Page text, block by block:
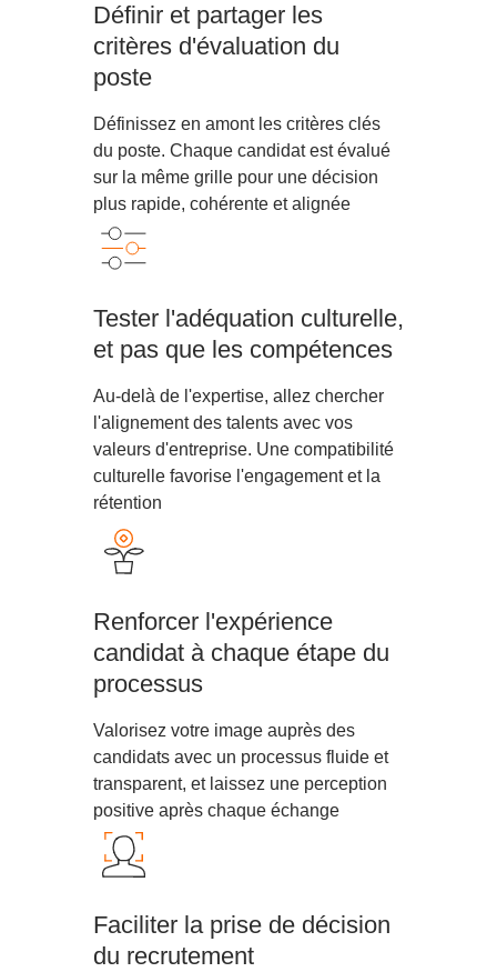
Définir et partager les
critères d'évaluation du
poste
Définissez en amont les critères clés
du poste. Chaque candidat est évalué
sur la même grille pour une décision
plus rapide, cohérente et alignée
Tester l'adéquation culturelle,
et pas que les compétences
Au-delà de l'expertise, allez chercher
l'alignement des talents avec vos
valeurs d'entreprise. Une compatibilité
culturelle favorise l'engagement et la
rétention
Faciliter la prise de décision
du recrutement
Renforcer l'expérience
candidat à chaque étape du
processus
Valorisez votre image auprès des
candidats avec un processus fluide et
transparent, et laissez une perception
positive après chaque échange